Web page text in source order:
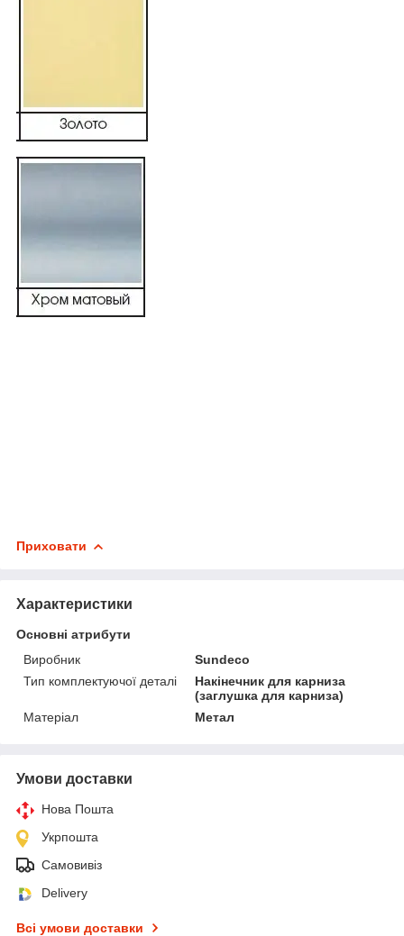
Приховати
Характеристики
Основні атрибути
Виробник
Sundeco
Тип комплектуючої деталі
Накінечник для карниза
(заглушка для карниза)
Матеріал
Метал
Умови доставки
Нова Пошта
Укрпошта
Самовивіз
Delivery
Всі умови доставки